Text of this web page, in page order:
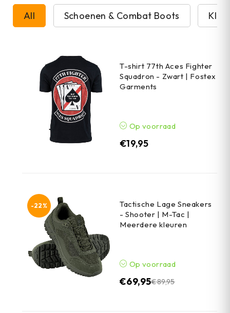
All Schoenen & Combat Boots
T-shirt 77th Aces Fighter
Squadron - Zwart | Fostex
Garments
Op voorraad
€19,95
-22%
Tactische Lage Sneakers
- Shooter | M-Tac |
Meerdere kleuren
Op voorraad
€89,95
€69,95